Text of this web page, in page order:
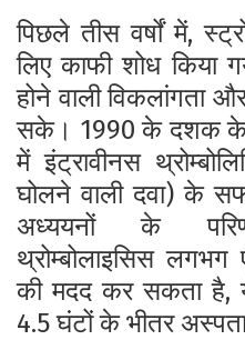
पिछले तीस वर्षों में,
लिए काफी शोध किया
होने वाली विकलांगता
सके। 1990 के दशक के
में इंट्रावीनस
घोलने वाली दवा) के
अध्ययनों के
थ्रोम्बोलाइसिस लगभग
की मदद कर सकता है,
4.5 घंटों के भीतर